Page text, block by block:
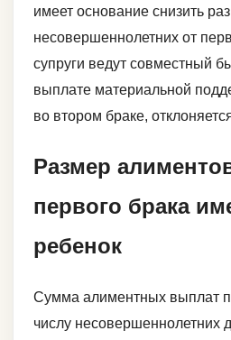
имеет основание снизить
несовершеннолетних от
супруги ведут совместный
выплате материальной
во втором браке,
Размер
первого брака
ребенок
Сумма алиментных выплат
числу несовершеннолетних